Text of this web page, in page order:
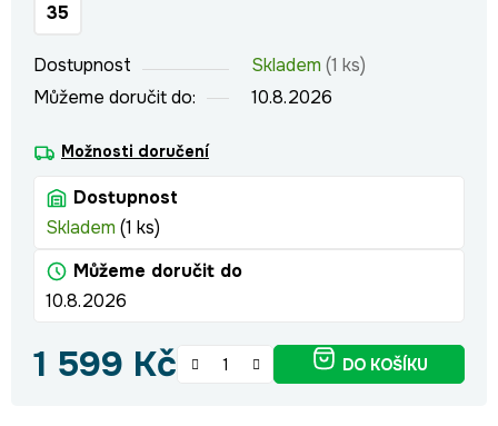
35
Dostupnost Skladem (1 ks)
Můžeme doručit do:
10.8.2026
Možnosti doručení
Dostupnost
Skladem (1 ks)
Můžeme doručit do
10.8.2026
1 599 Kč DO KOŠÍKU